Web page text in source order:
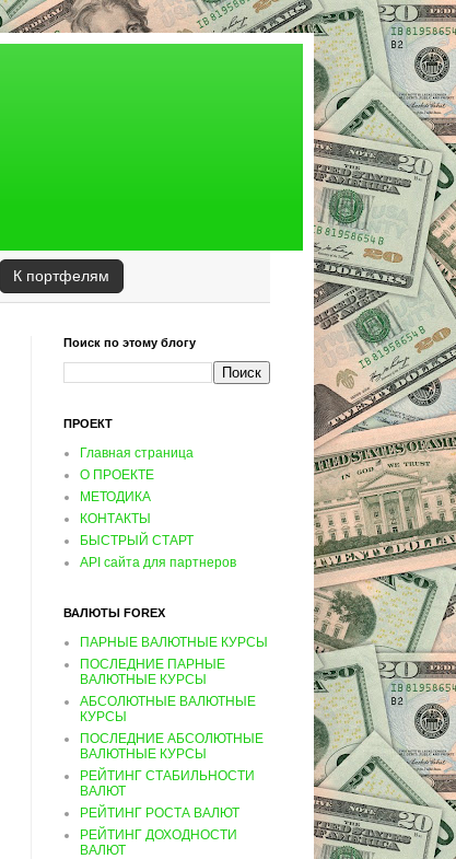
К портфелям
Поиск по этому блогу
ПРОЕКТ
Главная страница
О ПРОЕКТЕ
МЕТОДИКА
КОНТАКТЫ
БЫСТРЫЙ СТАРТ
API сайта для партнеров
ВАЛЮТЫ FOREX
ПАРНЫЕ ВАЛЮТНЫЕ КУРСЫ
ПОСЛЕДНИЕ ПАРНЫЕ
ВАЛЮТНЫЕ КУРСЫ
АБСОЛЮТНЫЕ ВАЛЮТНЫЕ
КУРСЫ
ПОСЛЕДНИЕ АБСОЛЮТНЫЕ
ВАЛЮТНЫЕ КУРСЫ
РЕЙТИНГ СТАБИЛЬНОСТИ
ВАЛЮТ
РЕЙТИНГ РОСТА ВАЛЮТ
РЕЙТИНГ ДОХОДНОСТИ
ВАЛЮТ